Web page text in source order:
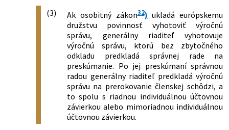
(3)
Ak osobitný zákon32) ukladá európskemu
družstvu povinnosť vyhotoviť výročnú
správu, generálny riaditeľ vyhotovuje
výročnú správu, ktorú bez zbytočného
odkladu predkladá správnej rade na
preskúmanie. Po jej preskúmaní správnou
radou generálny riaditeľ predkladá výročnú
správu na prerokovanie členskej schôdzi, a
to spolu s riadnou individuálnou účtovnou
závierkou alebo mimoriadnou individuálnou
účtovnou závierkou.